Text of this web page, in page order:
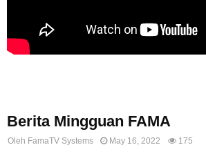
Berita Mingguan FAMA
Oleh FamaTV Systems May 16, 2022 175